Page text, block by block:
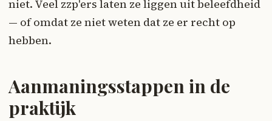
niet. Veel zzp'ers laten ze liggen uit beleefdheid
— of omdat ze niet weten dat ze er recht op
hebben.
Aanmaningsstappen in de
praktijk